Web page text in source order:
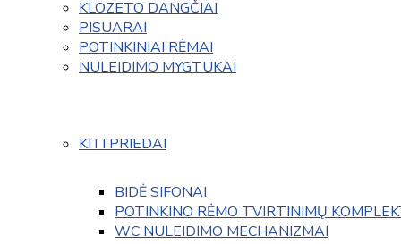
KLOZETO DANGČIAI
PISUARAI
POTINKINIAI RĖMAI
NULEIDIMO MYGTUKAI
KITI PRIEDAI
BIDĖ SIFONAI
POTINKINO RĖMO TVIRTINIMŲ
WC NULEIDIMO MECHANIZMAI